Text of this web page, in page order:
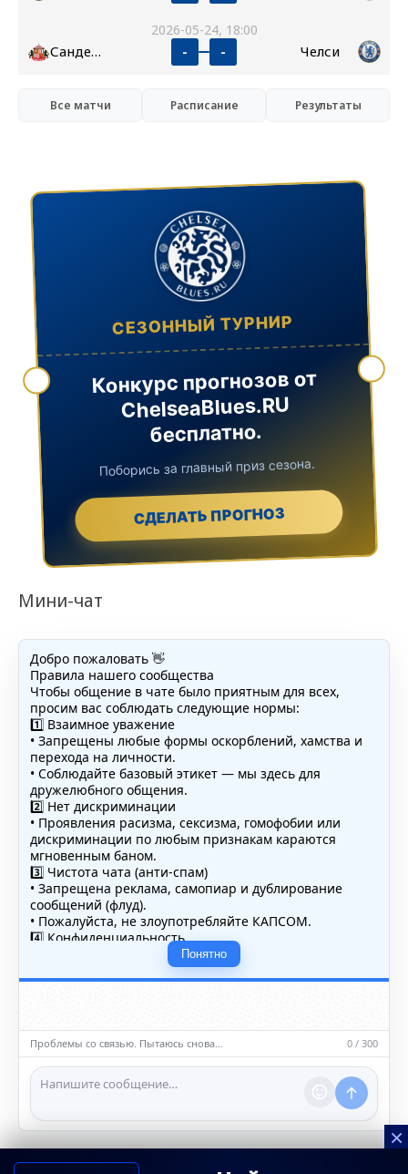
2026-05-24, 18:00
Сандерленд - - Челси
Все матчи Расписание Результаты
СЕЗОННЫЙ ТУРНИР
Конкурс прогнозов от
ChelseaBlues.RU
бесплатно.
Поборись за главный приз сезона.
СДЕЛАТЬ ПРОГНОЗ
Мини-чат
Добро пожаловать 👋
Правила нашего сообщества
Чтобы общение в чате было приятным для всех,
просим вас соблюдать следующие нормы:
1️⃣ Взаимное уважение
• Запрещены любые формы оскорблений, хамства и
перехода на личности.
• Соблюдайте базовый этикет — мы здесь для
дружелюбного общения.
2️⃣ Нет дискриминации
• Проявления расизма, сексизма, гомофобии или
дискриминации по любым признакам караются
мгновенным баном.
3️⃣ Чистота чата (анти-спам)
• Запрещена реклама, самопиар и дублирование
сообщений (флуд).
• Пожалуйста, не злоупотребляйте КАПСОМ.
4️⃣ Конфиденциальность
• Не публикуйте личные данные — свои или чужие
(телефоны, адреса, документы).
5️⃣ Уместность контента
насилию.
ℹ️ Модераторы и администраторы вправе удалять
сообщения и ограничивать доступ к чату при
нарушении правил.
Понятно
Проблемы со связью. Пытаюсь снова… 0 / 300
×